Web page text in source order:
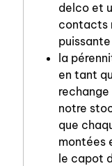
delco et
contacts
la
en tant
notre
que
montées
le capot